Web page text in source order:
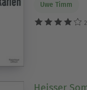
Uwe Timm
Heisser